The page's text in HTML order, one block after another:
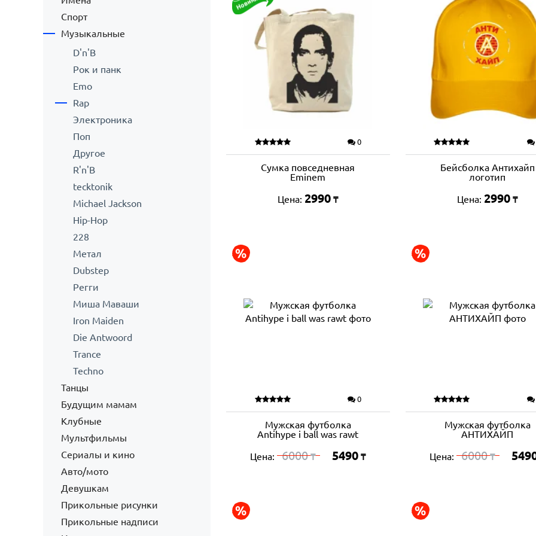
Спорт
Музыкальные
D'n'B
Рок и панк
Emo
Rap
Электроника
Поп
Другое
R'n'B
tecktonik
Michael Jackson
Hip-Hop
228
Метал
Dubstep
Регги
Миша Маваши
Iron Maiden
Die Antwoord
Trance
Techno
Танцы
Будущим мамам
Клубные
Мультфильмы
Сериалы и кино
Авто/мото
Девушкам
Прикольные рисунки
Прикольные надписи
0
Сумка повседневная
Eminem
Цена: 2990 ₸
Бейсболка Антихайп
логотип
Цена: 2990 ₸
0
Мужская футболка
Antihype i ball was rawt
Цена: 6000₸ 5490 ₸
Мужская футболка
АНТИХАЙП
Цена: 6000₸